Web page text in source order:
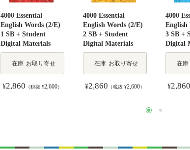
4000 Essential
English Words (2/E)
1 SB + Student
Digital Materials
在庫 お取り寄せ
¥2,860 （税抜 ¥2,600）
4000 Essential
English Words (2/E)
2 SB + Student
Digital Materials
在庫 お取り寄せ
¥2,860 （税抜 ¥2,600）
4000
English
3 SB +
Digital
在庫
¥2,860